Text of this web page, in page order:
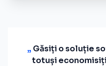
„ Găsiți o soluție
totuși